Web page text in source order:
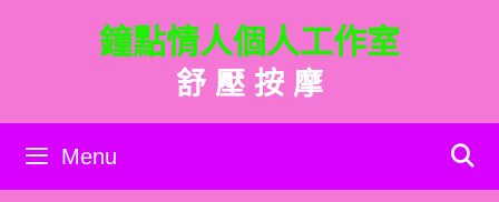
內
鐘點情人個人工作室
舒 壓 按 摩
Menu